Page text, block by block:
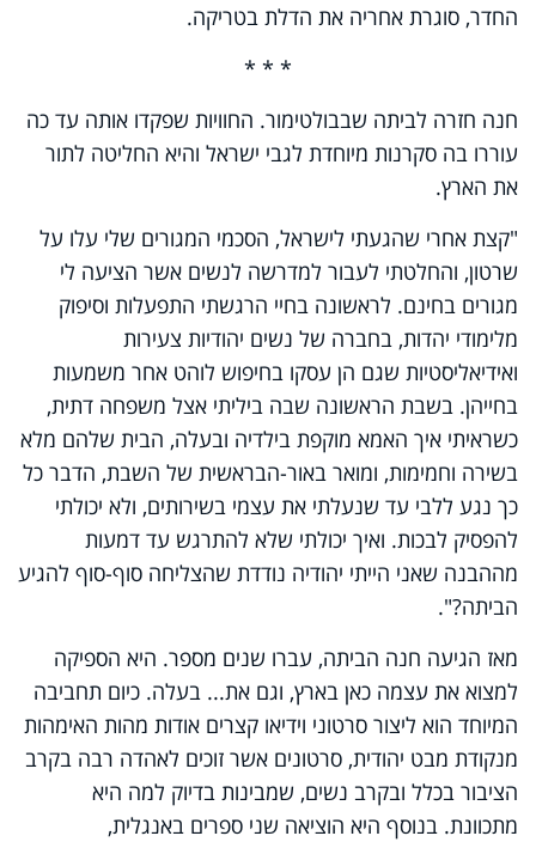
החדר, סוגרת אחריה את הדלת בטריקה.
* * *
חנה חזרה לביתה שבבולטימור. החוויות שפקדו אותה עד כה
עוררו בה סקרנות מיוחדת לגבי ישראל והיא החליטה לתור
את הארץ.
"קצת אחרי שהגעתי לישראל, הסכמי המגורים שלי עלו על
שרטון, והחלטתי לעבור למדרשה לנשים אשר הציעה לי
מגורים בחינם. לראשונה בחיי הרגשתי התפעלות וסיפוק
מלימודי יהדות, בחברה של נשים יהודיות צעירות
ואידיאליסטיות שגם הן עסקו בחיפוש לוהט אחר משמעות
בחייהן. בשבת הראשונה שבה ביליתי אצל משפחה דתית,
כשראיתי איך האמא מוקפת בילדיה ובעלה, הבית שלהם מלא
בשירה וחמימות, ומואר באור-הבראשית של השבת, הדבר כל
כך נגע ללבי עד שנעלתי את עצמי בשירותים, ולא יכולתי
להפסיק לבכות. ואיך יכולתי שלא להתרגש עד דמעות
מההבנה שאני הייתי יהודיה נודדת שהצליחה סוף-סוף להגיע
הביתה?".
מאז הגיעה חנה הביתה, עברו שנים מספר. היא הספיקה
למצוא את עצמה כאן בארץ, וגם את... בעלה. כיום תחביבה
המיוחד הוא ליצור סרטוני וידיאו קצרים אודות מהות האימהות
מנקודת מבט יהודית, סרטונים אשר זוכים לאהדה רבה בקרב
הציבור בכלל ובקרב נשים, שמבינות בדיוק למה היא
מתכוונת. בנוסף היא הוציאה שני ספרים באנגלית,